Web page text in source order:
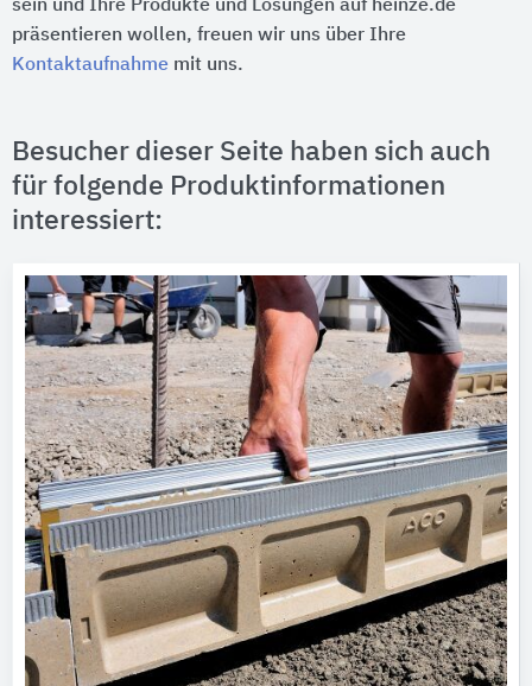
sein und Ihre Produkte und Lösungen auf heinze.de
präsentieren wollen, freuen wir uns über Ihre
Kontaktaufnahme mit uns.
Besucher dieser Seite haben sich auch
für folgende Produktinformationen
interessiert: